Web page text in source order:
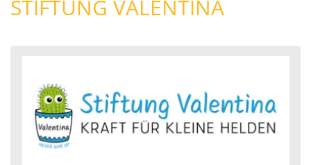
STIFTUNG VALENTINA